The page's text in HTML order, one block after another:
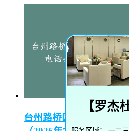
台州路桥区汉米尔顿售
【罗杰